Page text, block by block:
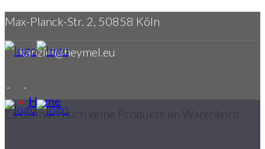
Max-Planck-Str. 2, 50858 Köln
kanzlei@heymel.eu
Es befinden sich keine Produkte im Warenkorb.
Home